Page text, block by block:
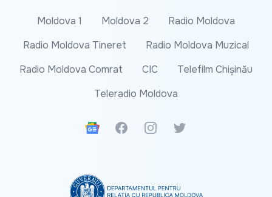
Moldova 1 Moldova 2
Radio Moldova
Radio Moldova Tineret
Radio Moldova Muzical
Radio Moldova Comrat
CIC
Telefilm Chișinău
Teleradio Moldova
Google News
FacebookInstagramTwitter